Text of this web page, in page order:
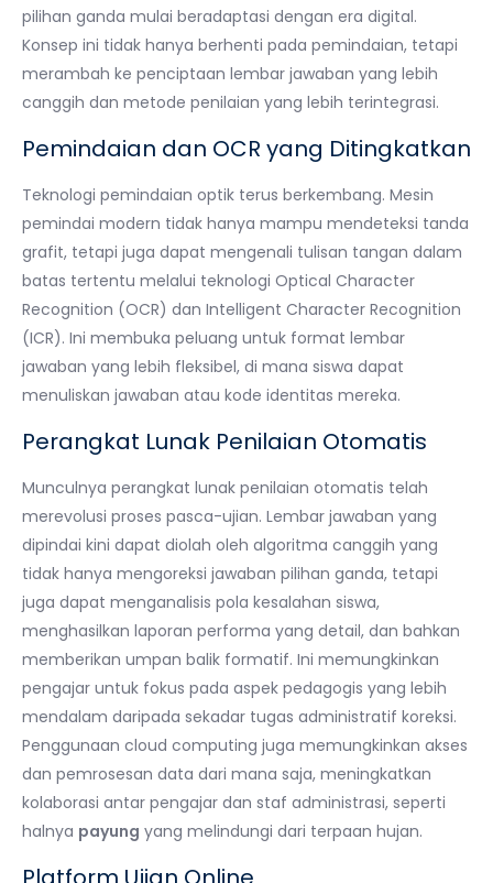
pilihan ganda mulai beradaptasi dengan era digital.
Konsep ini tidak hanya berhenti pada pemindaian, tetapi
merambah ke penciptaan lembar jawaban yang lebih
canggih dan metode penilaian yang lebih terintegrasi.
Pemindaian dan OCR yang Ditingkatkan
Teknologi pemindaian optik terus berkembang. Mesin
pemindai modern tidak hanya mampu mendeteksi tanda
grafit, tetapi juga dapat mengenali tulisan tangan dalam
batas tertentu melalui teknologi Optical Character
Recognition (OCR) dan Intelligent Character Recognition
(ICR). Ini membuka peluang untuk format lembar
jawaban yang lebih fleksibel, di mana siswa dapat
menuliskan jawaban atau kode identitas mereka.
Perangkat Lunak Penilaian Otomatis
Munculnya perangkat lunak penilaian otomatis telah
merevolusi proses pasca-ujian. Lembar jawaban yang
dipindai kini dapat diolah oleh algoritma canggih yang
tidak hanya mengoreksi jawaban pilihan ganda, tetapi
juga dapat menganalisis pola kesalahan siswa,
menghasilkan laporan performa yang detail, dan bahkan
memberikan umpan balik formatif. Ini memungkinkan
pengajar untuk fokus pada aspek pedagogis yang lebih
mendalam daripada sekadar tugas administratif koreksi.
Penggunaan cloud computing juga memungkinkan akses
dan pemrosesan data dari mana saja, meningkatkan
kolaborasi antar pengajar dan staf administrasi, seperti
halnya payung yang melindungi dari terpaan hujan.